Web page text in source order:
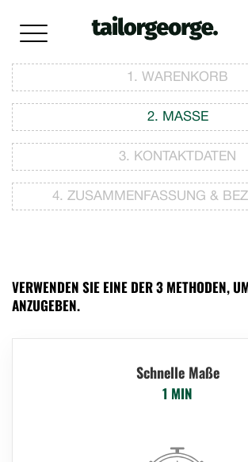
1. WARENKORB
2. MASSE
3. KONTAKTDATEN
4. ZUSAMMENFASSUNG &
VERWENDEN SIE EINE DER 3 METHODEN,
NZUGEBEN.
Schnelle Maße
1 MIN